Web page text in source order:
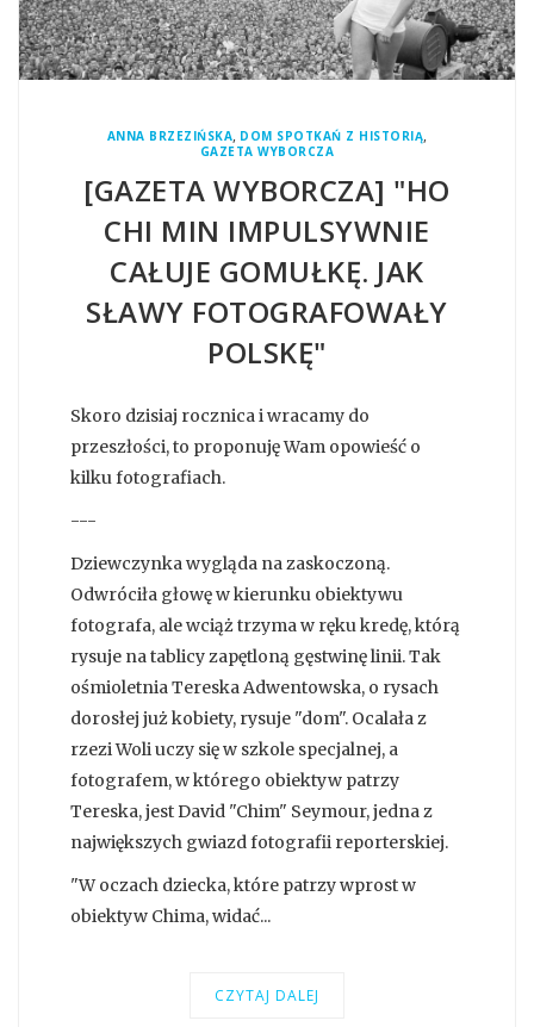
ANNA BRZEZIŃSKA, DOM SPOTKAŃ Z HISTORIĄ,
GAZETA WYBORCZA
[GAZETA WYBORCZA] "HO
CHI MIN IMPULSYWNIE
CAŁUJE GOMUŁKĘ. JAK
SŁAWY FOTOGRAFOWAŁY
POLSKĘ"
Skoro dzisiaj rocznica i wracamy do
przeszłości, to proponuję Wam opowieść o
kilku fotografiach.
---
Dziewczynka wygląda na zaskoczoną.
Odwróciła głowę w kierunku obiektywu
fotografa, ale wciąż trzyma w ręku kredę, którą
rysuje na tablicy zapętloną gęstwinę linii. Tak
ośmioletnia Tereska Adwentowska, o rysach
dorosłej już kobiety, rysuje "dom". Ocalała z
rzezi Woli uczy się w szkole specjalnej, a
fotografem, w którego obiektyw patrzy
Tereska, jest David "Chim" Seymour, jedna z
największych gwiazd fotografii reporterskiej.
"W oczach dziecka, które patrzy wprost w
obiektyw Chima, widać...
CZYTAJ DALEJ